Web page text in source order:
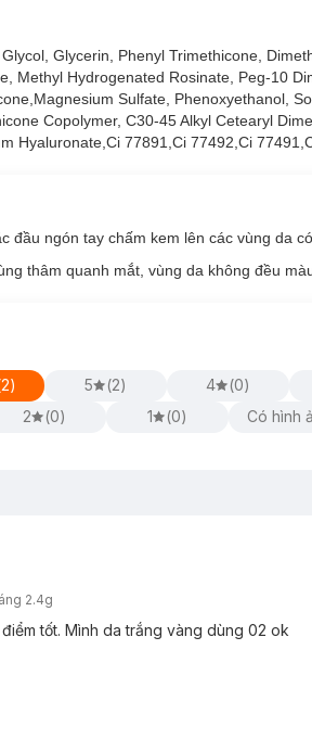
Glycerin, Phenyl Trimethicone,
Methyl Hydrogenated Rosinate, Peg-10
Sulfate, Phenoxyethanol,
Copolymer, C30-45 Alkyl Cetearyl
Hyaluronate,Ci 77891,Ci 77492,Ci
đầu ngón tay chấm kem lên các vùng da
thâm quanh mắt, vùng da không đều
2) 5 (2) 4 (0)
2
(0) 1 (0) Có hình
2.4g
tốt. Mình da trắng vàng dùng 02 ok